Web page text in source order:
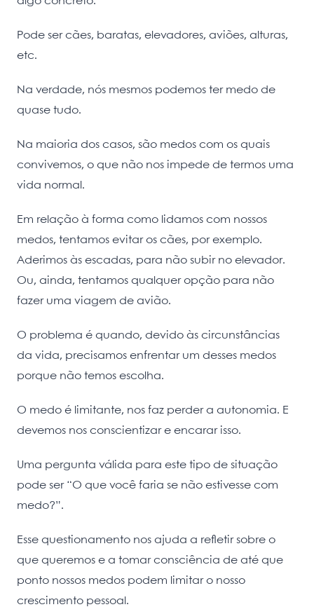
Pode ser cães, baratas, elevadores, aviões, alturas,
etc.
Na verdade, nós mesmos podemos ter medo de
quase tudo.
Na maioria dos casos, são medos com os quais
convivemos, o que não nos impede de termos uma
vida normal.
Em relação à forma como lidamos com nossos
medos, tentamos evitar os cães, por exemplo.
Aderimos às escadas, para não subir no elevador.
Ou, ainda, tentamos qualquer opção para não
fazer uma viagem de avião.
O problema é quando, devido às circunstâncias
da vida, precisamos enfrentar um desses medos
porque não temos escolha.
O medo é limitante, nos faz perder a autonomia. E
devemos nos conscientizar e encarar isso.
Uma pergunta válida para este tipo de situação
pode ser “O que você faria se não estivesse com
medo?”.
Esse questionamento nos ajuda a refletir sobre o
que queremos e a tomar consciência de até que
ponto nossos medos podem limitar o nosso
crescimento pessoal.